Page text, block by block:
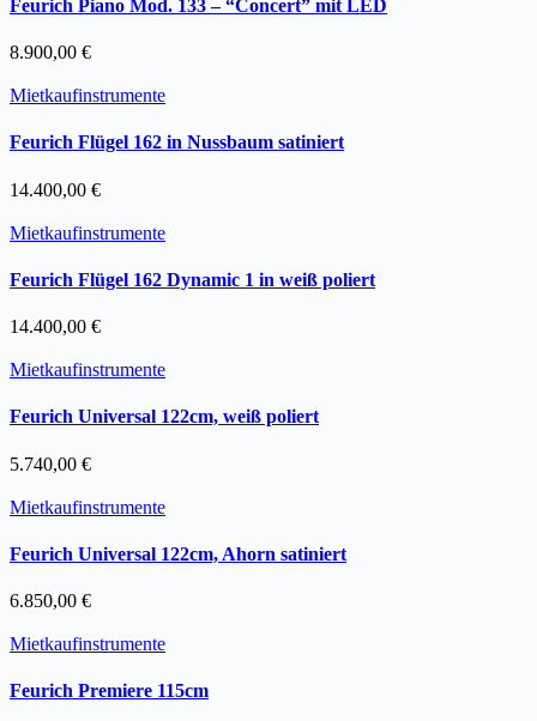
Feurich Piano Mod. 133 – “Concert” mit LED
8.900,00 €
Mietkaufinstrumente
Feurich Flügel 162 in Nussbaum satiniert
14.400,00 €
Mietkaufinstrumente
Feurich Flügel 162 Dynamic 1 in weiß poliert
14.400,00 €
Mietkaufinstrumente
Feurich Universal 122cm, weiß poliert
5.740,00 €
Mietkaufinstrumente
Feurich Universal 122cm, Ahorn satiniert
6.850,00 €
Mietkaufinstrumente
Feurich Premiere 115cm